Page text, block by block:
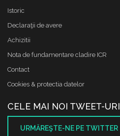
Istoric
Declaraţii de avere
Achizitii
Nota de fundamentare cladire ICR
Contact
Cookies & protectia datelor
CELE MAI NOI TWEET-URI
URMĂREŞTE-NE PE TWITTER